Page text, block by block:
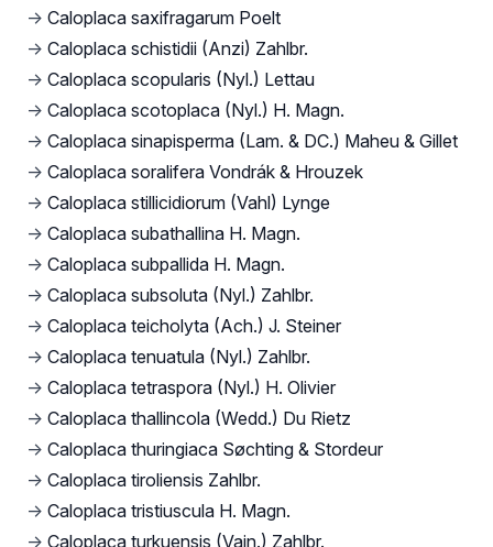
→ Caloplaca saxifragarum Poelt
→ Caloplaca schistidii (Anzi) Zahlbr.
→ Caloplaca scopularis (Nyl.) Lettau
→ Caloplaca scotoplaca (Nyl.) H. Magn.
→ Caloplaca sinapisperma (Lam. & DC.) Maheu & Gillet
→ Caloplaca soralifera Vondrák & Hrouzek
→ Caloplaca stillicidiorum (Vahl) Lynge
→ Caloplaca subathallina H. Magn.
→ Caloplaca subpallida H. Magn.
→ Caloplaca subsoluta (Nyl.) Zahlbr.
→ Caloplaca teicholyta (Ach.) J. Steiner
→ Caloplaca tenuatula (Nyl.) Zahlbr.
→ Caloplaca tetraspora (Nyl.) H. Olivier
→ Caloplaca thallincola (Wedd.) Du Rietz
→ Caloplaca thuringiaca Søchting & Stordeur
→ Caloplaca tiroliensis Zahlbr.
→ Caloplaca tristiuscula H. Magn.
→ Caloplaca turkuensis (Vain.) Zahlbr.